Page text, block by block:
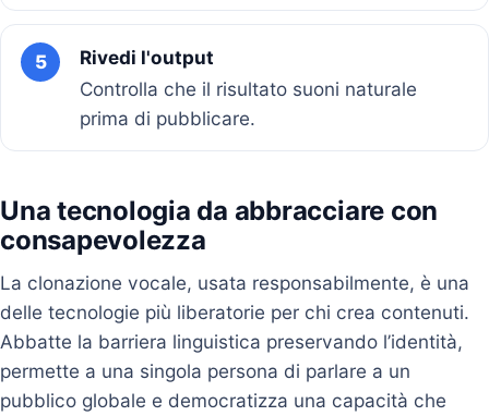
5
Rivedi l'output
Controlla che il risultato suoni naturale
prima di pubblicare.
Una tecnologia da abbracciare con
consapevolezza
La clonazione vocale, usata responsabilmente, è una
delle tecnologie più liberatorie per chi crea contenuti.
Abbatte la barriera linguistica preservando l’identità,
permette a una singola persona di parlare a un
pubblico globale e democratizza una capacità che